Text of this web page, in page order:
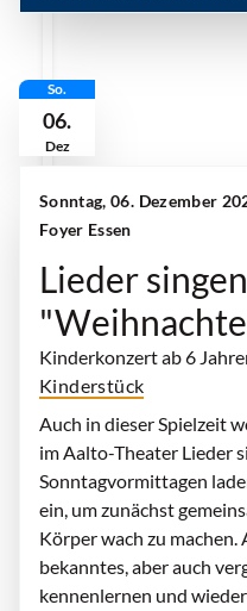
So.
06.
Dez
Sonntag, 06. Dezember
Foyer Essen
Lieder
Kinderkonzert ab 6
Kinderstück
Auch in dieser Spielzeit
im Aalto-Theater Lieder
Sonntagvormittagen
ein, um zunächst
Körper wach zu
bekanntes, aber auch
kennenlernen und